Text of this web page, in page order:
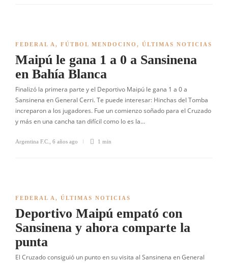
FEDERAL A , FÚTBOL MENDOCINO , ÚLTIMAS NOTICIAS
Maipú le gana 1 a 0 a Sansinena
en Bahía Blanca
Finalizó la primera parte y el Deportivo Maipú le gana 1 a 0 a
Sansinena en General Cerri. Te puede interesar: Hinchas del Tomba
increparon a los jugadores. Fue un comienzo soñado para el Cruzado
y más en una cancha tan difícil como lo es la…
Argentina F.C. 6 años ago 1 min
FEDERAL A , ÚLTIMAS NOTICIAS
Deportivo Maipú empató con
Sansinena y ahora comparte la
punta
El Cruzado consiguió un punto en su visita al Sansinena en General